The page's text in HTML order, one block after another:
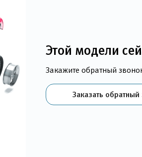
Этой модели
Закажите обратный
Заказать обратный